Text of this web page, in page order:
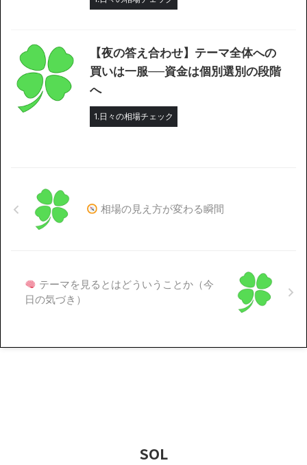
【夜の答え合わせ】テーマ全体への
買いは一服──資金は個別選別の段階
へ
1.日々の相場チェック
相場の見え方が変わる瞬間
テーマを見るとはどういうことか（今
日の気づき）
SOL